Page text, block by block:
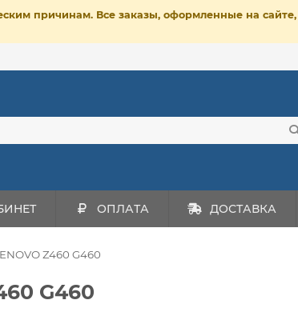
причинам. Все заказы, оформленные на
ОПЛАТА ДОСТАВКА
Z460 G460
G460